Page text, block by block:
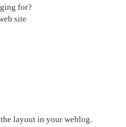
for?
site
layout in your weblog.